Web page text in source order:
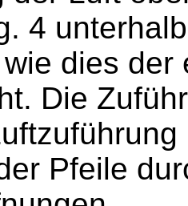
4
dies
Die
Pfeile